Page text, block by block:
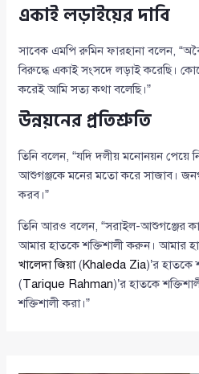
একাই লড়াইয়ের দাবি
সাবেক এমপি রুমিন ফারহানা বলেন,
বিরুদ্ধে একাই সংসদে লড়াই করেছি।
করেই আমি সত্য কথা বলেছি।”
উন্নয়নের প্রতিশ্রুতি
তিনি বলেন, “যদি দলীয় মনোনয়ন পেয়ে
আশুগঞ্জকে মনের মতো করে সাজাব।
করব।”
তিনি আরও বলেন, “সরাইল-আশুগঞ্জের
আমার হাতকে শক্তিশালী করুন। আমার
খালেদা জিয়া(Khaleda Zia)’র হাতকে
(Tarique Rahman)’র হাতকে
শক্তিশালী করা।”